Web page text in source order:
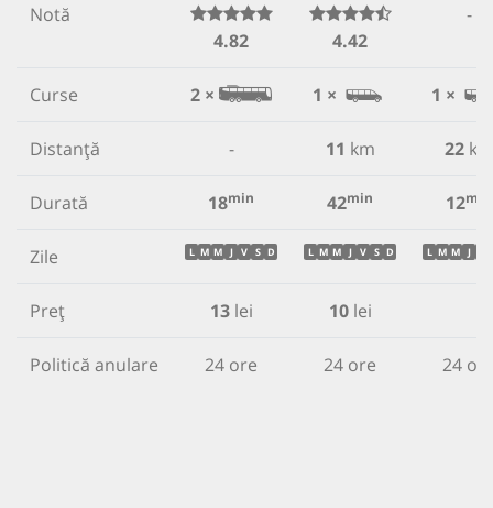
Notă
4.82
4.42
-
Curse 2 × 1 × 1 ×
Distanță - 11 km 22km
Durată 18min 42min 12min
Zile L M M J V S D L M M J V S D L M M J
Preț 13lei 10lei
Politică anulare 24 ore 24 ore 24